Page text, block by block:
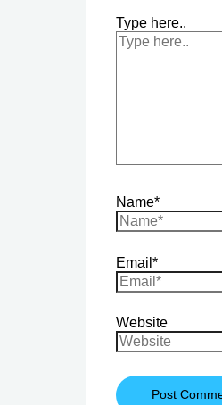
Type here..
Name*
Email*
Website